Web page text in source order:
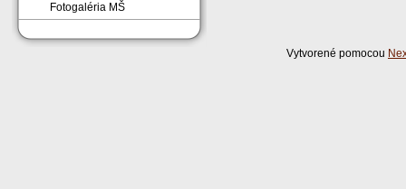
Fotogaléria MŠ
Vytvorené pomocou